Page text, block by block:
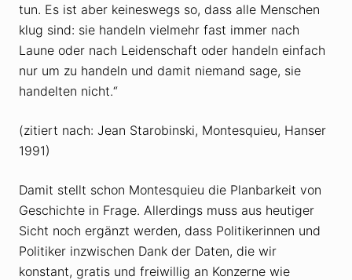
tun. Es ist aber keineswegs so, dass alle Menschen
klug sind: sie handeln vielmehr fast immer nach
Laune oder nach Leidenschaft oder handeln einfach
nur um zu handeln und damit niemand sage, sie
handelten nicht.“
(zitiert nach: Jean Starobinski, Montesquieu, Hanser
1991)
Damit stellt schon Montesquieu die Planbarkeit von
Geschichte in Frage. Allerdings muss aus heutiger
Sicht noch ergänzt werden, dass Politikerinnen und
Politiker inzwischen Dank der Daten, die wir
konstant, gratis und freiwillig an Konzerne wie